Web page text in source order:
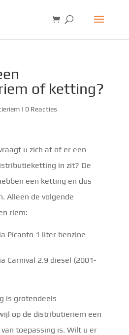
of ketting?
| 0 Reacties
u zich af of er een
in zit? De
een ketting en dus
Alleen de volgende
riem:
Picanto 1 liter benzine
Carnival 2.9 diesel (2001-
is grotendeels
op de distributieriem een
toepassing is. Wilt u er